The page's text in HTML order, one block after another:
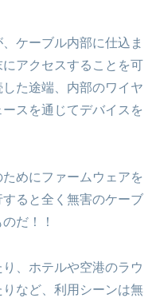
ケーブル内部に仕込ま
アクセスすることを可
た途端、内部のワイヤ
スを通じてデバイスを
めにファームウェアを
ると全く無害のケーブ
だ！！
、ホテルや空港のラウ
など、利用シーンは無